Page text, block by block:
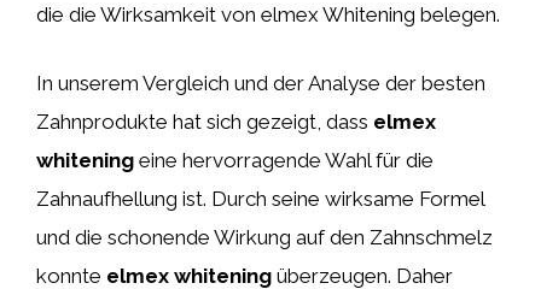
die die Wirksamkeit von elmex Whitening belegen.
In unserem Vergleich und der Analyse der besten
Zahnprodukte hat sich gezeigt, dass elmex
whitening eine hervorragende Wahl für die
Zahnaufhellung ist. Durch seine wirksame Formel
und die schonende Wirkung auf den Zahnschmelz
konnte elmex whitening überzeugen. Daher